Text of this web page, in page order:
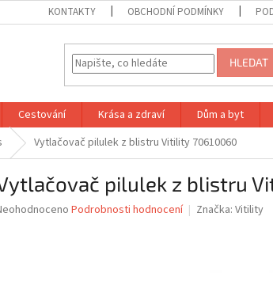
KONTAKTY OBCHODNÍ PODMÍNKY
HLEDAT
Cestování Krása a zdraví Dům a byt
Vytlačovač pilulek z blistru Vitility 70610060
pilulek z blistru
Podrobnosti hodnocení Značka: Vitility